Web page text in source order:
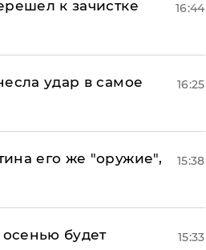
к зачистке
16:44
удар в самое
16:25
его же "оружие",
15:38
будет
15:33